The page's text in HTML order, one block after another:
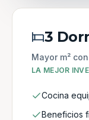
3
Mayor m²
LA MEJOR
Cocina
Beneficios